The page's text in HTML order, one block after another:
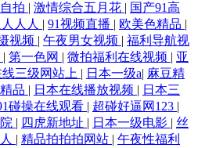
拍 | 激情综合五月花 | 国产91高
人人 | 91视频直播 | 欧美色精品 |
视频 | 午夜男女视频 | 福利导航视
| 第一色网 | 微拍福利在线视频 | 亚
三级网站上 | 日本一级a| 麻豆精
品 | 日本在线播放视频 | 日本三
碰操在线观看 | 超碰好逼网123 |
| 四虎新地址 | 日本一级电影 | 丝
| 精品拍拍拍网站 | 午夜性福利